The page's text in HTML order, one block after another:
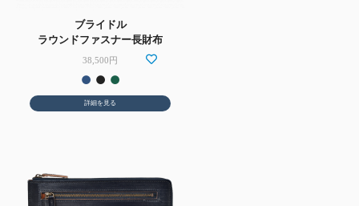
ブライドル
ラウンドファスナー長財布
38,500円
詳細を見る